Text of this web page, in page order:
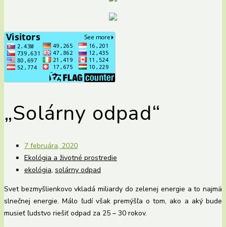
„Solárny odpad“
7 februára, 2020
Ekológia a životné prostredie
ekológia, solárny odpad
Svet bezmyšlienkovo vkladá miliardy do zelenej energie a to najmä
slnečnej energie. Málo ľudí však premýšľa o tom, ako a aký bude
musieť ľudstvo riešiť odpad za 25 – 30 rokov.